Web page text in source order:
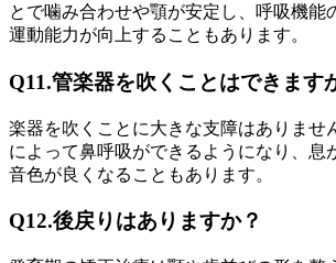
とで噛み合わせや顎が安定し、呼吸機能
運動能力が向上することもあります。
Q11.管楽器を吹くことはできます
楽器を吹くことに大きな支障はありませ
によって鼻呼吸ができるようになり、息
音色が良くなることもあります。
Q12.後戻りはありますか？